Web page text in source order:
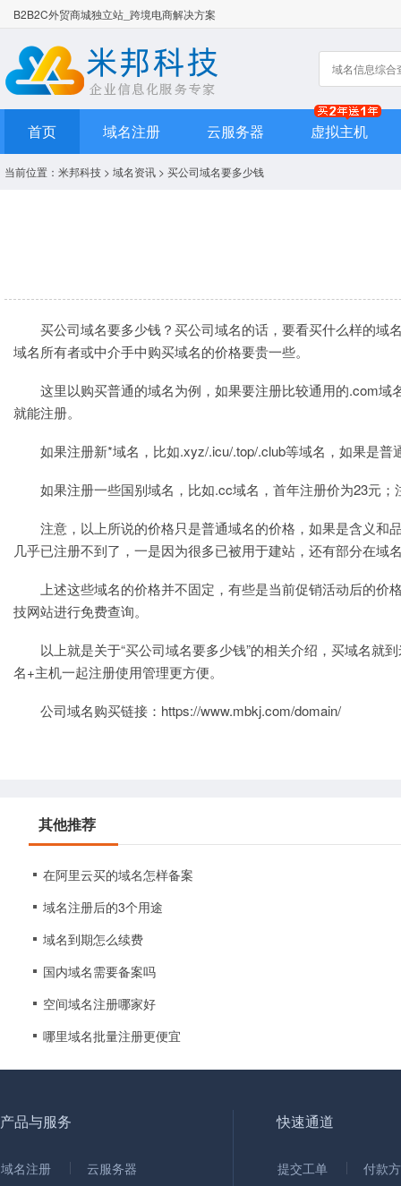
B2B2C外贸商城独立站_跨境电商解决方案
首页 域名注册 云服务器 虚拟主机
当前位置： 米邦科技 > 域名资讯 > 买公司域名要多少钱
买公司域名要多少钱？买公司域名的话，要看买什么样的域
域名所有者或中介手中购买域名的价格要贵一些。
这里以购买普通的域名为例，如果要注册比较通用的.com域
就能注册。
如果注册新*域名，比如.xyz/.icu/.top/.club等域名，如果是
如果注册一些国别域名，比如.cc域名 ，首年注册价为23元；
注意，以上所说的价格只是普通域名的价格，如果是含义
几乎已注册不到了，一是因为很多已被用于建站 ，还有部分在域
上述这些域名的价格并不固定，有些是当前促销活动后的
技网站进行免费查询。
以上就是关于“买公司域名要多少钱”的相关介绍，买域名就
名+主机一起注册使用管理更方便。
公司域名购买链接： https://www.mbkj.com/domain/
其他推荐
在阿里云买的域名怎样备案
域名注册后的3个用途
域名到期怎么续费
国内域名需要备案吗
空间域名注册哪家好
哪里域名批量注册更便宜
产品与服务
域名注册
云服务器
快速通道
提交工单
付款